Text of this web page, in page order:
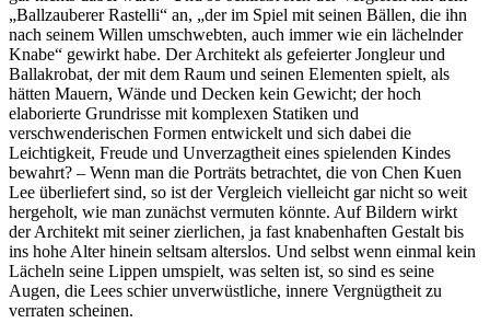
„Ballzauberer Rastelli“ an, „der im Spiel mit seinen Bällen, die ihn
nach seinem Willen umschwebten, auch immer wie ein lächelnder
Knabe“ gewirkt habe. Der Architekt als gefeierter Jongleur und
Ballakrobat, der mit dem Raum und seinen Elementen spielt, als
hätten Mauern, Wände und Decken kein Gewicht; der hoch
elaborierte Grundrisse mit komplexen Statiken und
verschwenderischen Formen entwickelt und sich dabei die
Leichtigkeit, Freude und Unverzagtheit eines spielenden Kindes
bewahrt? – Wenn man die Porträts betrachtet, die von Chen Kuen
Lee überliefert sind, so ist der Vergleich vielleicht gar nicht so weit
hergeholt, wie man zunächst vermuten könnte. Auf Bildern wirkt
der Architekt mit seiner zierlichen, ja fast knabenhaften Gestalt bis
ins hohe Alter hinein seltsam alterslos. Und selbst wenn einmal kein
Lächeln seine Lippen umspielt, was selten ist, so sind es seine
Augen, die Lees schier unverwüstliche, innere Vergnügtheit zu
verraten scheinen.